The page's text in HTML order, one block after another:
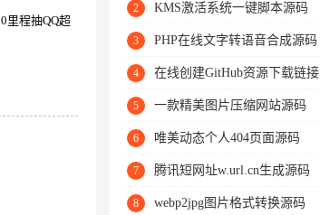
里程抽QQ超
2 KMS激活系统一键脚本源码
3 PHP在线文字转语音合成源码
4 在线创建GitHub资源下载链接
5 一款精美图片压缩网站源码
6 唯美动态个人404页面源码
7 腾讯短网址w.url.cn生成源码
8 webp2jpg图片格式转换源码